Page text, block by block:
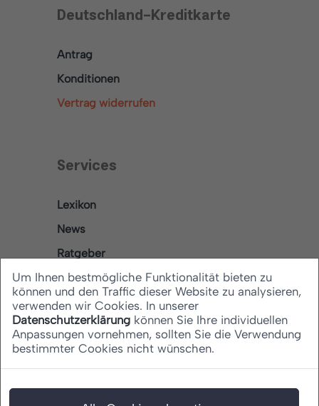
Deutschland-Kreditkarte
Antrag
Konditionen
Vertrag widerrufen
Services
Lexikon
News
Ratgeber
Rechtliches
Datenschutz
Um Ihnen bestmögliche Funktionalität bieten zu
können und den Traffic dieser Website zu analysieren,
verwenden wir Cookies. In unserer
Datenschutzerklärung können Sie Ihre individuellen
Anpassungen vornehmen, sollten Sie die Verwendung
bestimmter Cookies nicht wünschen.